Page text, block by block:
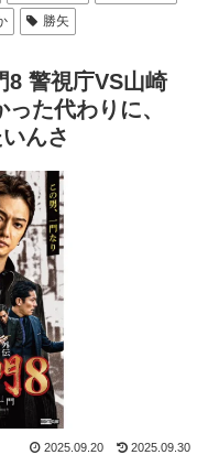
勝矢
8 警視庁VS山崎
た代わりに、
んさ
2025.09.20 2025.09.30